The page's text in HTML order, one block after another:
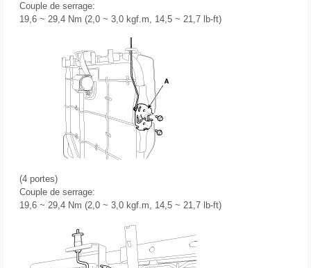
Couple de serrage:
19,6 ~ 29,4 Nm (2,0 ~ 3,0 kgf.m, 14,5 ~ 21,7 lb-ft)
(4 portes)
Couple de serrage:
19,6 ~ 29,4 Nm (2,0 ~ 3,0 kgf.m, 14,5 ~ 21,7 lb-ft)